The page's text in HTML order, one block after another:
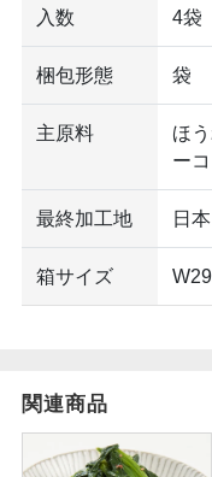
入数 4袋
梱包形態 袋
主原料
ほ
ー
最終加工地 日本
箱サイズ
関連商品